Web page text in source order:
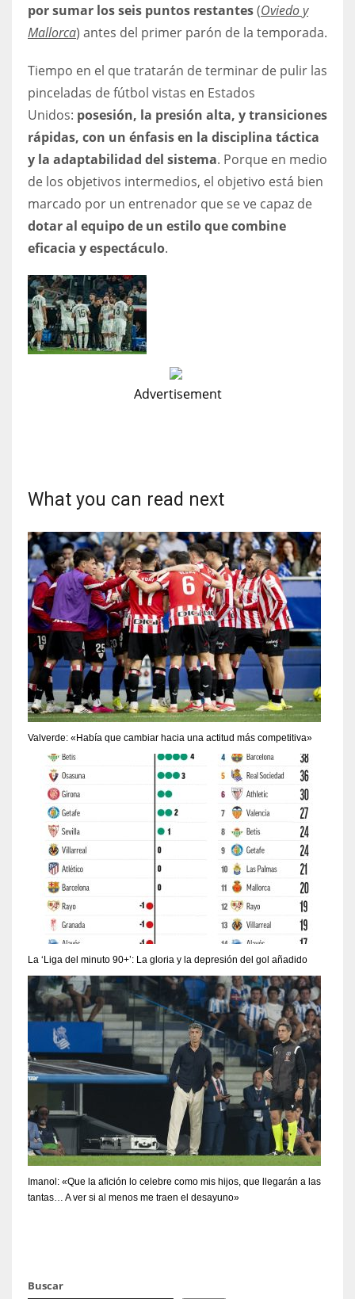
por sumar los seis puntos restantes(Oviedo y
Mallorca) antes del primer parón de la temporada.
Tiempo en el que tratarán de terminar de pulir las
pinceladas de fútbol vistas en Estados
Unidos: posesión, la presión alta, y transiciones
rápidas, con un énfasis en la disciplina táctica
y la adaptabilidad del sistema. Porque en medio
de los objetivos intermedios, el objetivo está bien
marcado por un entrenador que se ve capaz de
dotar al equipo de un estilo que combine
eficacia y espectáculo.
Advertisement
What you can read next
Valverde: «Había que cambiar hacia una actitud más competitiva»
La ‘Liga del minuto 90+’: La gloria y la depresión del gol añadido
Imanol: «Que la afición lo celebre como mis hijos, que llegarán a las
tantas… A ver si al menos me traen el desayuno»
Buscar